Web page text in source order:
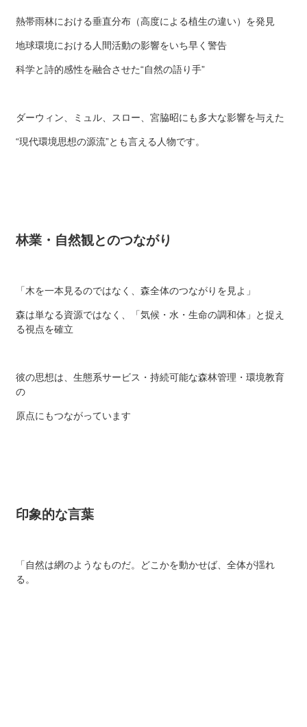
熱帯雨林における垂直分布（高度による植生の違い）を発見
地球環境における人間活動の影響をいち早く警告
科学と詩的感性を融合させた“自然の語り手”
ダーウィン、ミュル、スロー、宮脇昭にも多大な影響を与えた
“現代環境思想の源流”とも言える人物です。
林業・自然観とのつながり
「木を一本見るのではなく、森全体のつながりを見よ」
森は単なる資源ではなく、「気候・水・生命の調和体」と捉え
る視点を確立
彼の思想は、生態系サービス・持続可能な森林管理・環境教育
の
原点にもつながっています
印象的な言葉
「自然は網のようなものだ。どこかを動かせば、全体が揺れ
る。